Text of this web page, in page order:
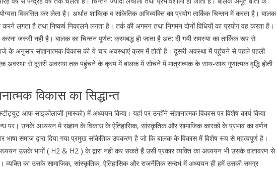
विकसित कर लेता है। अर्थात शाब्दिक व सांकेतिक अभिव्यक्ति का प्रयोग तार्किक चिन्तन में करता है। बालक
करने लगता है तथा निष्कर्ष निकालने लगता है। तर्क की अगमन तथा निगमन दोनों विधियों का प्रयोग वह करता है।
जरूरी नही है। बालक का चिन्तन पूर्णत: क्रमबद्ध हो जाता है अत: दी गयी समस्या का तार्किक रूप से
के अनुसार संज्ञानात्मक विकास की ये चार अवस्थाएं क्रम में होती है। दूसरी अवस्था में पहुंचने से पहले पहली
से दूसरी अवस्था तक पहुंचने के क्रम में बालक में सोचने में मात्रात्मक के साथ-साथ गुणात्मक वृद्धि होती
विकास का सिद्धान्त
आफ साइकोलाजी (मास्को) में अध्ययन किया। यहां पर उन्होंने संज्ञानात्मक विकास पर विशेष कार्य किया
पर। उनके अध्ययन में संज्ञान के विकास के ऐतिहासिक, सांस्कृतिक और सामाजिक कारकों के प्रभाव का वर्णन
भाषा समाज द्वारा दिया गया प्रमुख सांकेतिक उपकरण है जो कि बालक के विकास में विशेष रूप से महत्वपूर्ण है।
उसके भागों ( H2 & H2 ) के द्वारा नहीं कर सकते हैं उसी प्रकार व्यक्ति का अध्ययन भी उसके वातावरण से
व्यक्ति का उसके सामाजिक, सांस्कृतिक, ऐतिहासिक और राजनैतिक सन्दर्भ में अध्ययन ही हमें उसकी समग्र